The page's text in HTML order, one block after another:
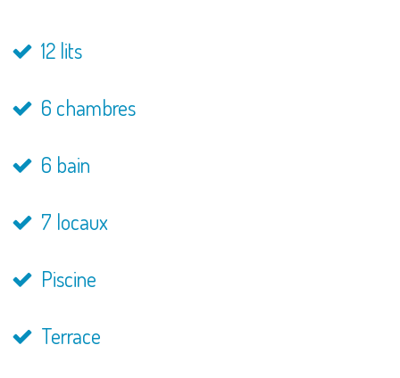
12 lits
6 chambres
6 bain
7 locaux
Piscine
Terrace